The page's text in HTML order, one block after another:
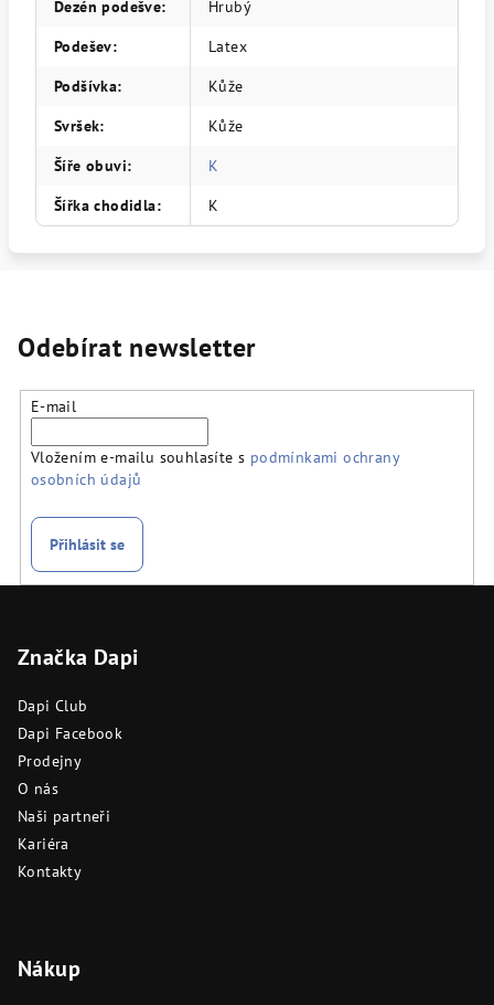
Dezén podešve:
Hrubý
Podešev:
Latex
Podšívka:
Kůže
Svršek:
Kůže
Šíře obuvi:
K
Šířka chodidla: K
Odebírat newsletter
E-mail
Vložením e-mailu souhlasíte s podmínkami ochrany
osobních údajů
Přihlásit se
Značka Dapi
Dapi Club
Dapi Facebook
Prodejny
O nás
Naši partneři
Kariéra
Kontakty
Nákup